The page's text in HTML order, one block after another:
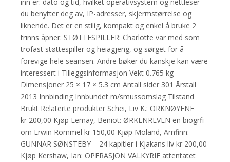
du benytter deg av, IP-adresser, skjermstørrelse og
liknende. Det er en stilig, kompakt og enkel å bruke 2
trinns åpner. STØTTESPILLER: Charlotte var med som
trofast støttespiller og heiagjeng, og sørget for å
forevige hele seansen. Andre bøker du kanskje kan være
interessert i Tilleggsinformasjon Vekt 0.765 kg
Dimensjoner 25 × 17 × 5.3 cm Antall sider 301 Årstall
2013 Innbinding Innbundet m/smussomslag Tilstand
Brukt Relaterte produkter Schei, Liv K.: ORKNØYENE
kr 200,00 Kjøp Lemay, Beniot: ØRKENREVEN en biogrfi
om Erwin Rommel kr 150,00 Kjøp Moland, Arnfinn:
GUNNAR SØNSTEBY – 24 kapitler i Kjakans liv kr 200,00
Kjøp Kershaw, Ian: OPERASJON VALKYRIE attentatet